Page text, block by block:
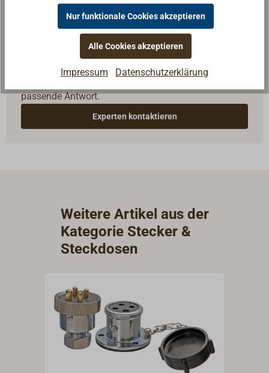
Fragen zum Artikel?
Reden Sie mit Handwerkern, Bootsbauern und
passende Antwort.
Experten kontaktieren
Weitere Artikel aus der
Kategorie Stecker &
Steckdosen
Nur funktionale Cookies akzeptieren
Alle Cookies akzeptieren
Impressum Datenschutzerklärung